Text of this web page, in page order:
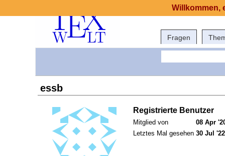
Fragen
essb
Registrierte Benutzer
Mitglied von
08 Apr
Letztes Mal gesehen 30 Jul
Willkommen,